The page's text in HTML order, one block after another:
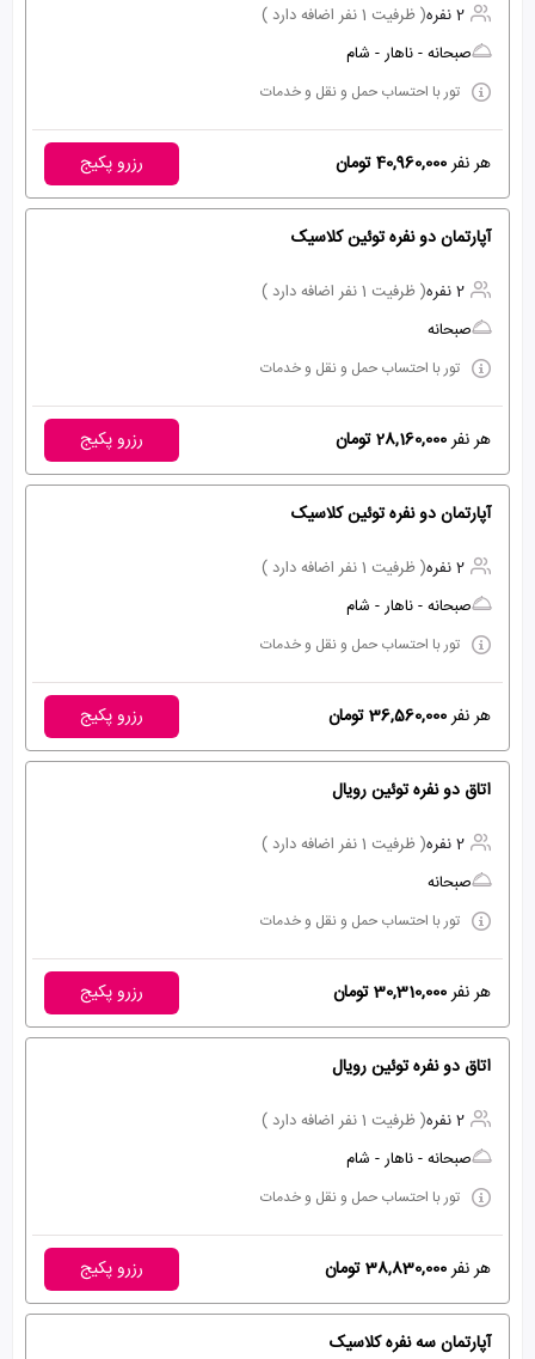
2 نفره
( ظرفیت 1 نفر اضافه دارد )
صبحانه - ناهار - شام
تور با احتساب حمل و نقل و خدمات
هر نفر40,960,000 تومان رزرو پکیج
آپارتمان دو نفره توئین کلاسیک
2 نفره
( ظرفیت 1 نفر اضافه دارد )
صبحانه
تور با احتساب حمل و نقل و خدمات
هر نفر28,160,000 تومان رزرو پکیج
آپارتمان دو نفره توئین کلاسیک
2 نفره
( ظرفیت 1 نفر اضافه دارد )
صبحانه - ناهار - شام
تور با احتساب حمل و نقل و خدمات
هر نفر36,560,000 تومان رزرو پکیج
اتاق دو نفره توئین رویال
2 نفره
( ظرفیت 1 نفر اضافه دارد )
صبحانه
تور با احتساب حمل و نقل و خدمات
هر نفر30,310,000 تومان رزرو پکیج
اتاق دو نفره توئین رویال
2 نفره
( ظرفیت 1 نفر اضافه دارد )
صبحانه - ناهار - شام
تور با احتساب حمل و نقل و خدمات
هر نفر38,830,000 تومان رزرو پکیج
آپارتمان سه نفره کلاسیک